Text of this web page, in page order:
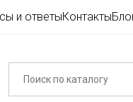
и ответыКонтакты